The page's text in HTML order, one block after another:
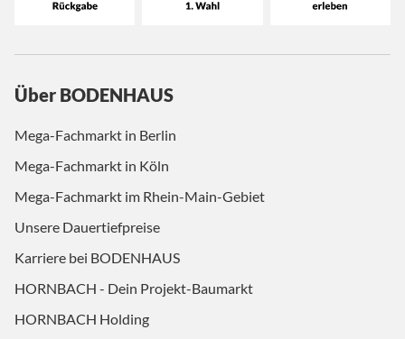
Über BODENHAUS
Mega-Fachmarkt in Berlin
Mega-Fachmarkt in Köln
Mega-Fachmarkt im Rhein-Main-Gebiet
Unsere Dauertiefpreise
Karriere bei BODENHAUS
HORNBACH - Dein Projekt-Baumarkt
HORNBACH Holding